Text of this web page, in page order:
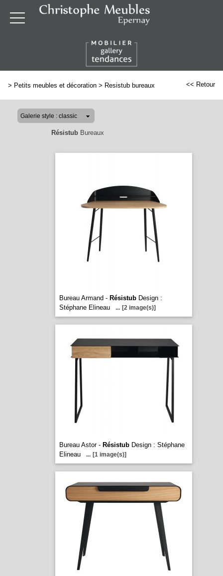
> Petits meubles et décoration > Resistub bureaux << Retour
RésistubBureaux
Bureau Armand - RésistubDesign :
Stéphane Elineau
... [2 image(s)]
Bureau Astor - RésistubDesign : Stéphane
Elineau
... [1 image(s)]